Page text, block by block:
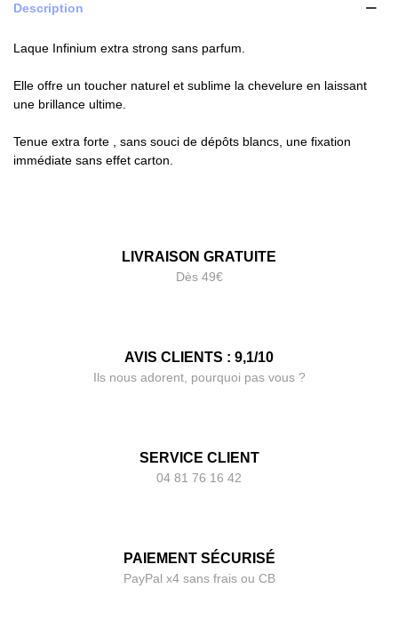
Description
Laque Infinium extra strong sans parfum.
Elle offre un toucher naturel et sublime la chevelure en laissant
une brillance ultime.
Tenue extra forte , sans souci de dépôts blancs, une fixation
immédiate sans effet carton.
LIVRAISON GRATUITE
Dès 49€
AVIS CLIENTS : 9,1/10
Ils nous adorent, pourquoi pas vous ?
SERVICE CLIENT
04 81 76 16 42
PAIEMENT SÉCURISÉ
PayPal x4 sans frais ou CB